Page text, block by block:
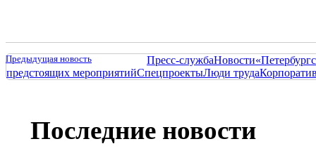
Предыдущая новость Пресс-службаНовости
предстоящих мероприятийСпецпроектыЛюди труда
Последние новости